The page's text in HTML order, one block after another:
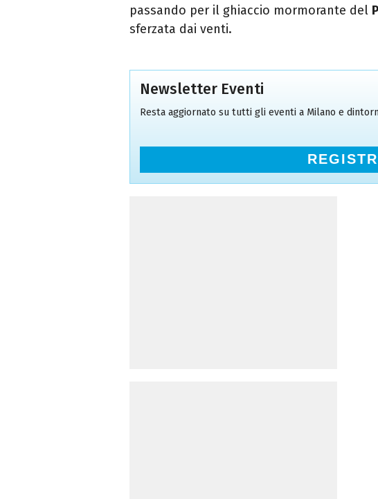
passando per il ghiaccio mormorante del
sferzata dai venti.
Newsletter Eventi
Resta aggiornato su tutti gli eventi a Milano e